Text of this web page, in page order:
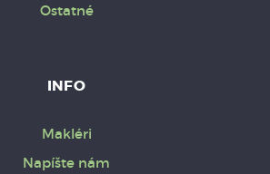
Ostatné
INFO
Makléri
Napíšte nám